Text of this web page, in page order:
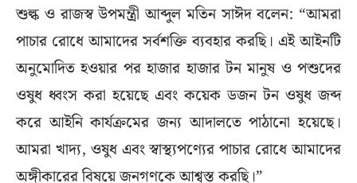
শুল্ক ও রাজস্ব উপমন্ত্রী আব্দুল মতিন সাঈদ বলেন: “আমরা
পাচার রোধে আমাদের সর্বশক্তি ব্যবহার করছি। এই আইনটি
অনুমোদিত হওয়ার পর হাজার হাজার টন মানুষ ও পশুদের
ওষুধ ধ্বংস করা হয়েছে এবং কয়েক ডজন টন ওষুধ জব্দ
করে আইনি কার্যক্রমের জন্য আদালতে পাঠানো হয়েছে।
আমরা খাদ্য, ওষুধ এবং স্বাস্থ্যপণ্যের পাচার রোধে আমাদের
অঙ্গীকারের বিষয়ে জনগণকে আশ্বস্ত করছি।”